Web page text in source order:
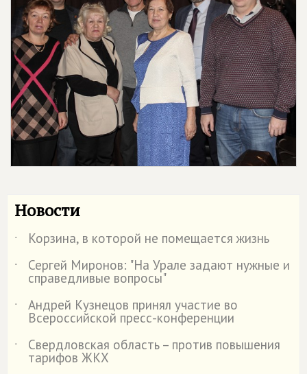
Новости
˙
Корзина, в которой не помещается жизнь
˙
Сергей Миронов: "На Урале задают нужные и
справедливые вопросы"
˙
Андрей Кузнецов принял участие во
Всероссийской пресс-конференции
˙
Свердловская область – против повышения
тарифов ЖКХ